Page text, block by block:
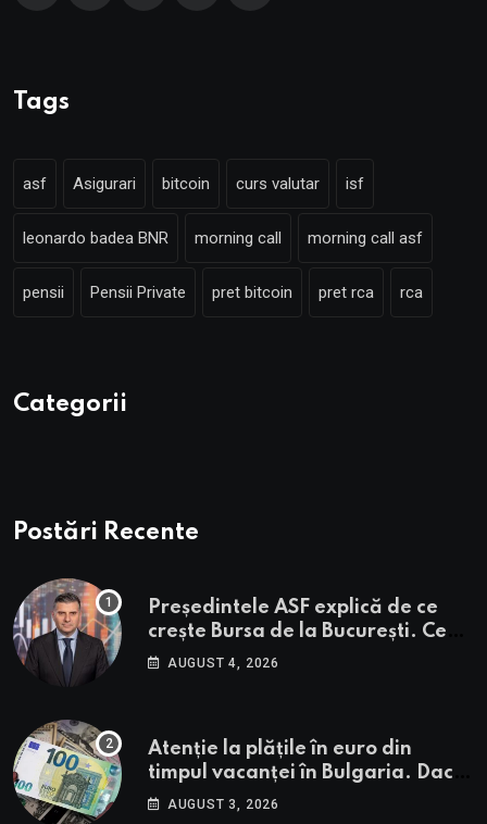
Tags
asf Asigurari bitcoin curs valutar isf
leonardo badea BNR morning call morning call asf
pensii Pensii Private pret bitcoin pret rca rca
Categorii
Postări Recente
Președintele ASF explică de ce
crește Bursa de la București. Ce
urmează pentru BVB potrivit lui
AUGUST 4, 2026
Atenție la plățile în euro din
timpul vacanței în Bulgaria. Dacă
în România cele mai falsificate
AUGUST 3, 2026